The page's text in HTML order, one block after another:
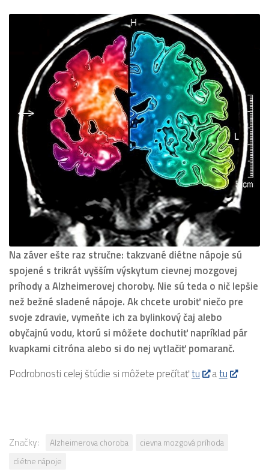
Na záver ešte raz stručne: takzvané diétne nápoje sú
spojené s trikrát vyšším výskytum cievnej mozgovej
príhody a Alzheimerovej choroby. Nie sú teda o nič lepšie
než bežné sladené nápoje. Ak chcete urobiť niečo pre
svoje zdravie, vymeňte ich za bylinkový čaj alebo
obyčajnú vodu, ktorú si môžete dochutiť napríklad pár
kvapkami citróna alebo si do nej vytlačiť pomaranč.
Podrobnosti celej štúdie si môžete prečítaťtu atu
Značky: Alzheimerova choroba
cievna mozgová príhoda
diétne nápoje